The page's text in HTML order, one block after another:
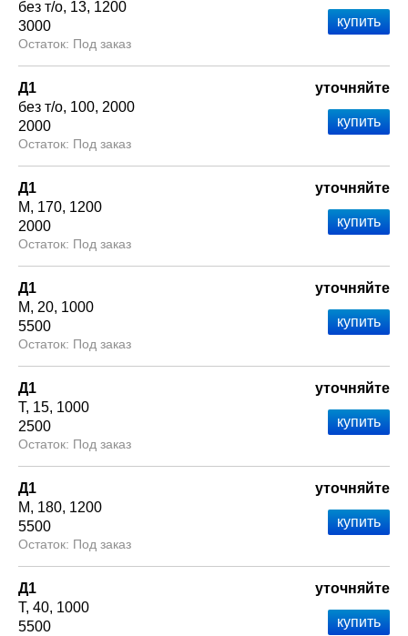
без т/о 13 1200
3000
Под заказ
Д1
без т/о 100 2000
2000
Под заказ
уточняйте
Д1
М
170 1200
2000
Под заказ
уточняйте
Д1
М
20 1000
5500
Под заказ
уточняйте
Д1
Т 15 1000
2500
Под заказ
уточняйте
Д1
М
180 1200
5500
Под заказ
уточняйте
Д1
Т 40 1000
5500
уточняйте